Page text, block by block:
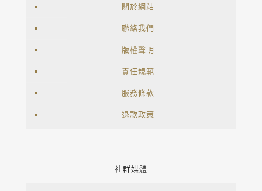
關於網站
聯絡我們
版權聲明
責任規範
服務條款
退款政策
社群媒體